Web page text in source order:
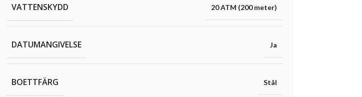
VATTENSKYDD 20 ATM (200 meter)
DATUMANGIVELSE Ja
BOETTFÄRG Stål